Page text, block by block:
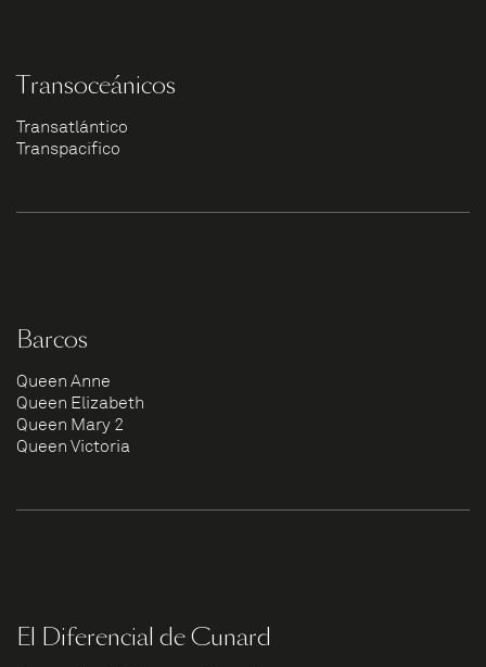
Transoceánicos
Transatlántico
Transpacífico
Barcos
Queen Anne
Queen Elizabeth
Queen Mary 2
Queen Victoria
El Diferencial de Cunard